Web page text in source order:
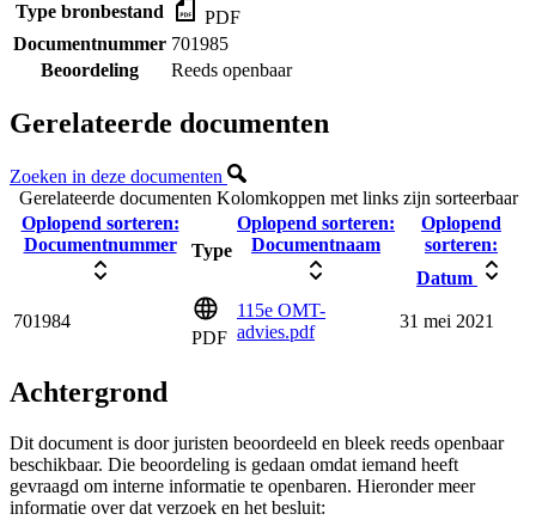
Type bronbestand
PDF
Documentnummer 701985
Beoordeling
Reeds openbaar
Gerelateerde documenten
Zoeken in deze documenten
Gerelateerde documenten Kolomkoppen met links zijn sorteerbaar
Oplopend sorteren:
Documentnummer
Type
Oplopend sorteren:
Documentnaam
Oplopend
sorteren:
Datum
701984
PDF
115e OMT-
advies.pdf
31 mei 2021
Achtergrond
Dit document is door juristen beoordeeld en bleek reeds openbaar
beschikbaar. Die beoordeling is gedaan omdat iemand heeft
gevraagd om interne informatie te openbaren. Hieronder meer
informatie over dat verzoek en het besluit: